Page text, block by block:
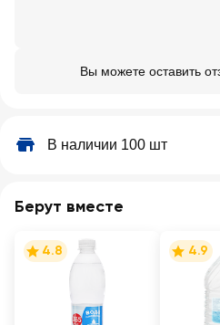
Вы можете оставить
В наличии 100 шт
Берут вместе
4.8 4.9